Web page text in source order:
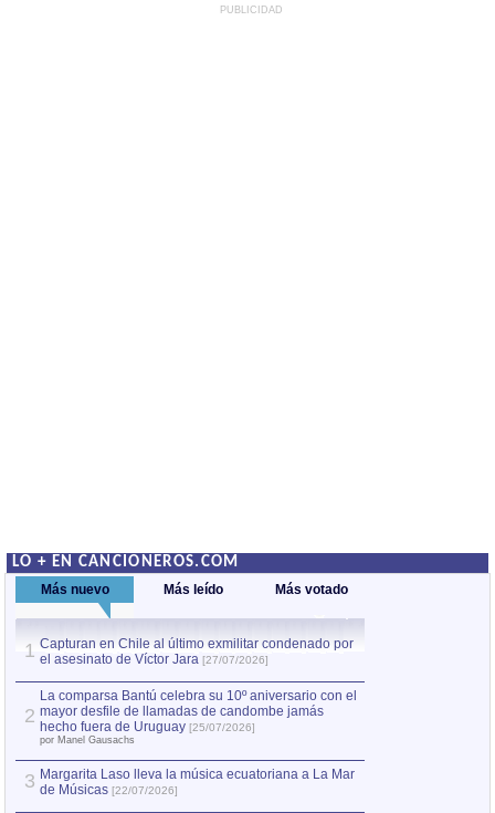
PUBLICIDAD
LO + EN CANCIONEROS.COM
Más nuevo Más leído Más votado
1 Capturan en Chile al último exmilitar condenado por
el asesinato de Víctor Jara [27/07/2026]
2
La comparsa Bantú celebra su 10º aniversario con el
mayor desfile de llamadas de candombe jamás
hecho fuera de Uruguay [25/07/2026]
por Manel Gausachs
3 Margarita Laso lleva la música ecuatoriana a La Mar
de Músicas [22/07/2026]